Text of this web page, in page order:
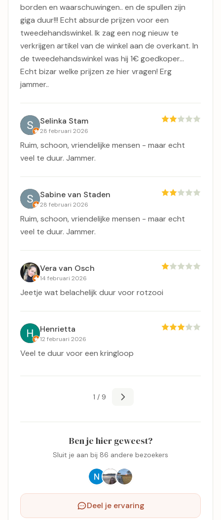
borden en waarschuwingen.. en de spullen zijn
giga duur!!! Echt absurde prijzen voor een
tweedehandswinkel. Ik zag een nog nieuw te
verkrijgen artikel van de winkel aan de overkant. In
de tweedehandswinkel was hij 1€ goedkoper...
Echt bizar welke prijzen ze hier vragen! Erg
jammer..
Selinka Stam
28 februari 2026
Ruim, schoon, vriendelijke mensen - maar echt
veel te duur. Jammer.
Sabine van Staden
28 februari 2026
Ruim, schoon, vriendelijke mensen - maar echt
veel te duur. Jammer.
Vera van Osch
14 februari 2026
Jeetje wat belachelijk duur voor rotzooi
Henrietta
12 februari 2026
Veel te duur voor een kringloop
1 / 9
Ben je hier geweest?
Sluit je aan bij 86 andere bezoekers
Deel je ervaring